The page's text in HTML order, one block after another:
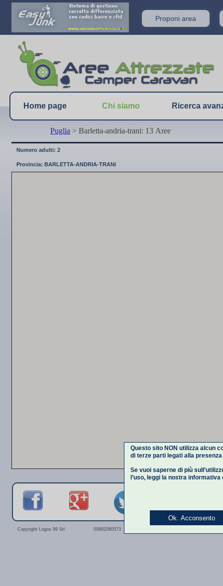
Home page Chi siamo Ricerca
Copyright Logos 99 Srl 00892080573
Numero adulti: 2
Provincia: BARLETTA-ANDRIA-TRANI
Puglia > Barletta-andria-trani: 13 Aree
Proponi area
Questo sito NON utilizza alcun
di terze parti legati alla
Se vuoi saperne di più
l’uso, leggi la nostra informativa
Ok. Acconsento